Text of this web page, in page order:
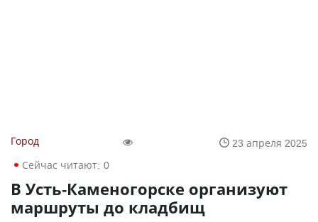
Город
23 апреля 2025
Сейчас читают: 0
В Усть-Каменогорске организуют
маршруты до кладбищ